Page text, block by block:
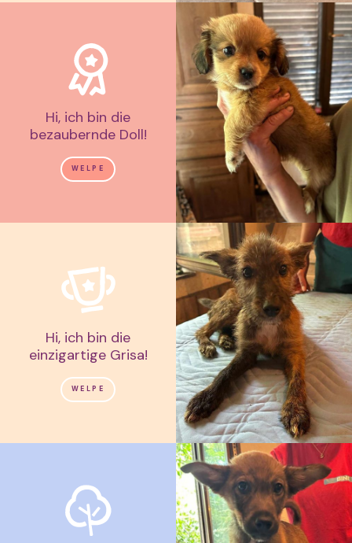
Hi, ich bin die
bezaubernde Doll!
WELPE
Hi, ich bin die
einzigartige Grisa!
WELPE